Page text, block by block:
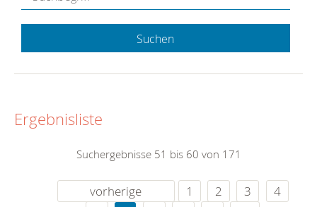
Suchen
Ergebnisliste
Suchergebnisse 51 bis 60 von 171
vorherige 1 2 3
4